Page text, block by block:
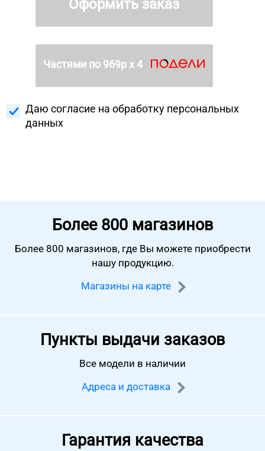
Оформить заказ
Частями по 969р х 4
Даю согласие на обработку персональных
данных
Более 800 магазинов
Более 800 магазинов, где Вы можете приобрести
нашу продукцию.
Магазины на карте
Пункты выдачи заказов
Все модели в наличии
Адреса и доставка
Гарантия качества